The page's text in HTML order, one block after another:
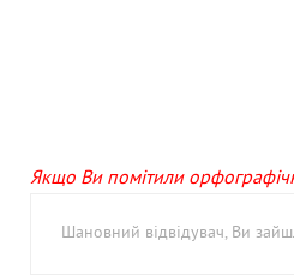
Якщо Ви помітили
Шановний відвідувач, Ви